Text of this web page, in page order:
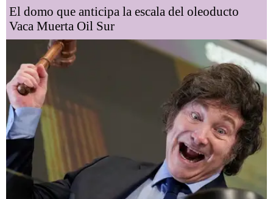
El domo que anticipa la escala del oleoducto
Vaca Muerta Oil Sur